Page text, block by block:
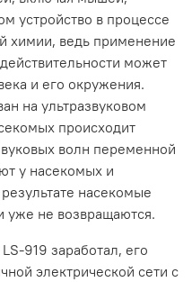
устройство в процессе
химии, ведь применение
может
и его окружения.
на ультразвуковом
происходит
волн переменной
у насекомых и
насекомые
уже не возвращаются.
919 заработал, его
электрической сети с